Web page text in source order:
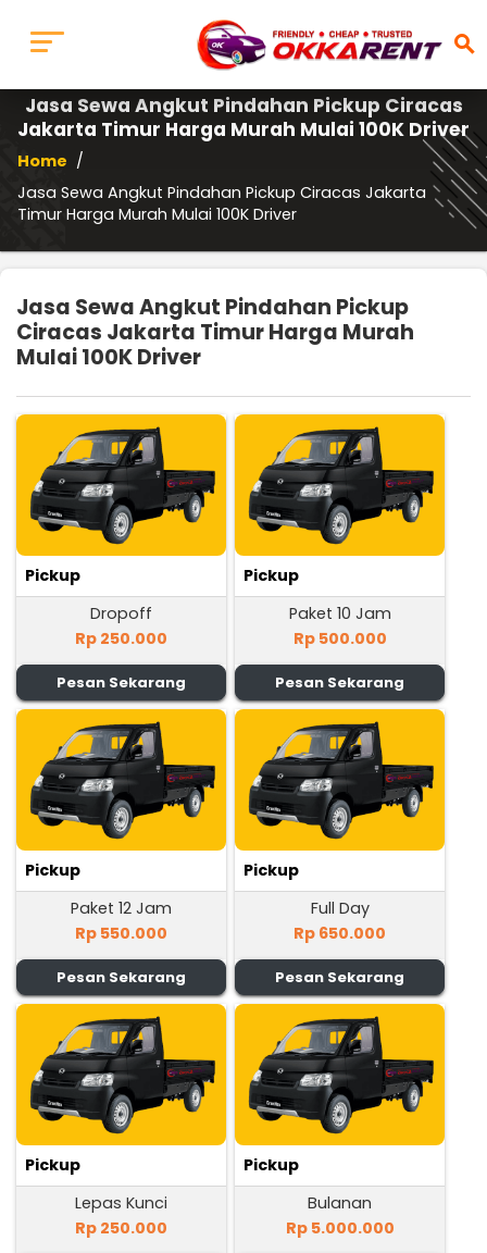
search
Jasa Sewa Angkut Pindahan Pickup Ciracas
Jakarta Timur Harga Murah Mulai 100K Driver
Home /
Jasa Sewa Angkut Pindahan Pickup Ciracas Jakarta
Timur Harga Murah Mulai 100K Driver
Jasa Sewa Angkut Pindahan Pickup
Ciracas Jakarta Timur Harga Murah
Mulai 100K Driver
Pickup
Dropoff
Rp 250.000
Pesan Sekarang
Pickup
Paket 10 Jam
Rp 500.000
Pesan Sekarang
Pickup
Paket 12 Jam
Rp 550.000
Pesan Sekarang
Pickup
Full Day
Rp 650.000
Pesan Sekarang
Pickup
Lepas Kunci
Rp 250.000
Pickup
Bulanan
Rp 5.000.000